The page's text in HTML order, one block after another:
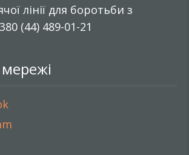
лінії для боротьби з
(44) 489-01-21